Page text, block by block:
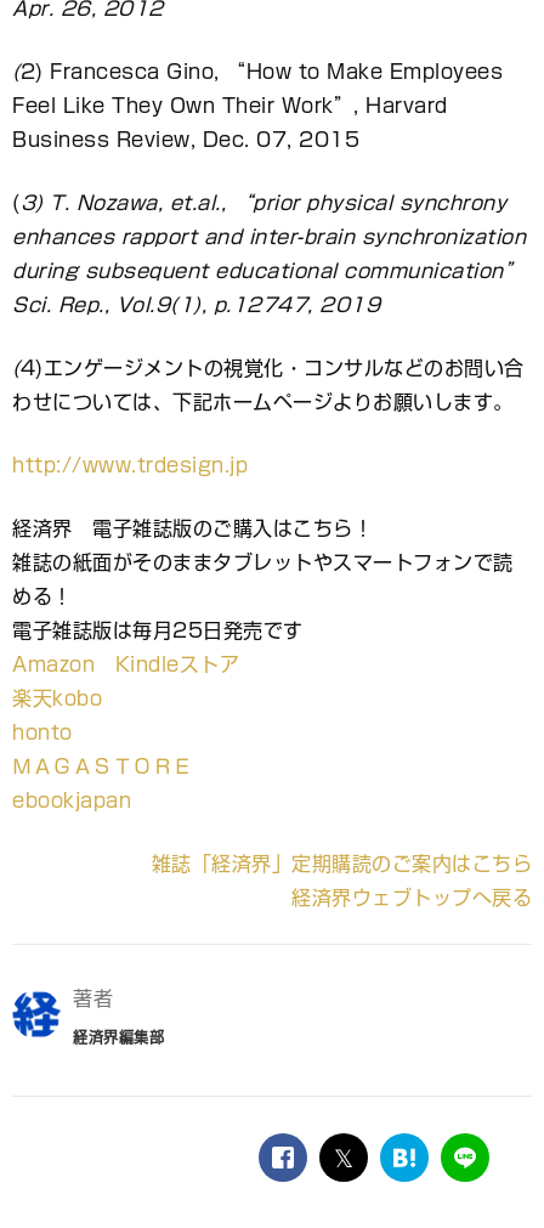
Apr. 26, 2012
(2) Francesca Gino, “How to Make Employees
Feel Like They Own Their Work”, Harvard
Business Review, Dec. 07, 2015
(3) T. Nozawa, et.al., “prior physical synchrony
enhances rapport and inter-brain synchronization
during subsequent educational communication”
Sci. Rep., Vol.9(1), p.12747, 2019
(4)エンゲージメントの視覚化・コンサルなどのお問い合
わせについては、下記ホームページよりお願いします。
http://www.trdesign.jp
経済界 電子雑誌版のご購入はこちら！
雑誌の紙面がそのままタブレットやスマートフォンで読
める！
電子雑誌版は毎月25日発売です
Amazon Kindleストア
楽天kobo
honto
ＭＡＧＡＳＴＯＲＥ
ebookjapan
雑誌「経済界」定期購読のご案内はこちら
経済界ウェブトップへ戻る
著者
経済界編集部
facebook
twitter
は
LINE